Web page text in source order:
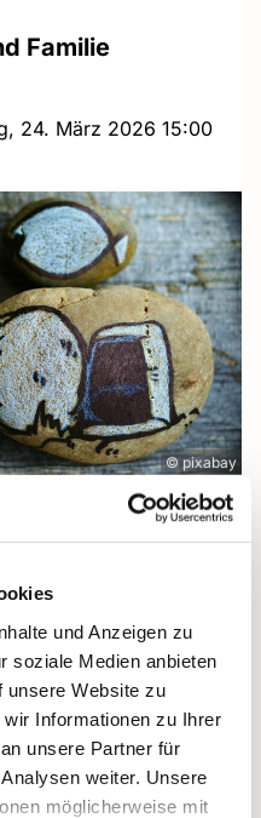
und Anzeigen zu
soziale Medien anbieten
unsere Website zu
Informationen zu Ihrer
unsere Partner für
weiter. Unsere
möglicherweise mit
Familie
24. März 2026 15:00
© pixabay
& alle
warten:
und Ostergeschichte
Snackpause -